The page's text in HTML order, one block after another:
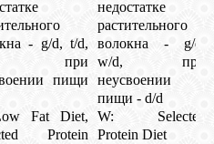
- g/d, t/d,
при
пищи
Fat Diet,
Protein
недостатке
растительного
волокна - g/d,
w/d, при
неусвоении
пищи - d/d
W: Selected
Protein Diet